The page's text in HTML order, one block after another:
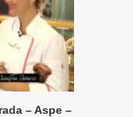
– Aspe –